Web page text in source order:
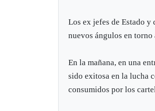
Los ex jefes de Estado
nuevos ángulos en
En la mañana, en una
sido exitosa en la lucha
consumidos por los